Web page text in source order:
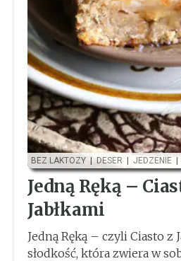
BEZ LAKTOZY | DESER | JEDZENIE |
Jedną Ręką –
Jabłkami
Jedną Ręką – czyli Ciasto z
słodkość, która zwiera w